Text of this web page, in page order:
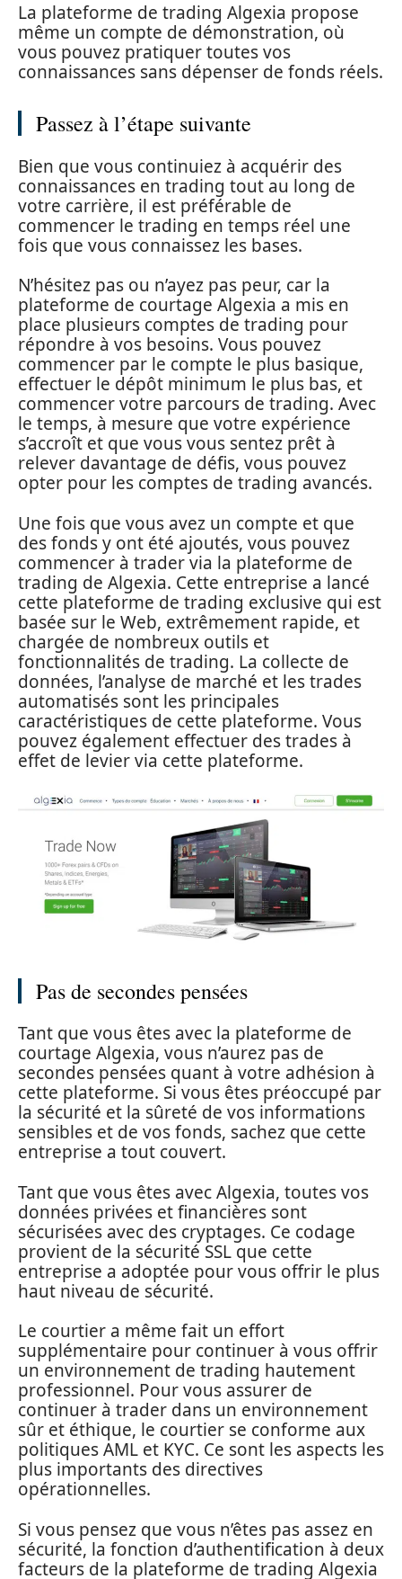
La plateforme de trading Algexia propose
même un compte de démonstration, où
vous pouvez pratiquer toutes vos
connaissances sans dépenser de fonds réels.
Passez à l’étape suivante
Bien que vous continuiez à acquérir des
connaissances en trading tout au long de
votre carrière, il est préférable de
commencer le trading en temps réel une
fois que vous connaissez les bases.
N’hésitez pas ou n’ayez pas peur, car la
plateforme de courtage Algexia a mis en
place plusieurs comptes de trading pour
répondre à vos besoins. Vous pouvez
commencer par le compte le plus basique,
effectuer le dépôt minimum le plus bas, et
commencer votre parcours de trading. Avec
le temps, à mesure que votre expérience
s’accroît et que vous vous sentez prêt à
relever davantage de défis, vous pouvez
opter pour les comptes de trading avancés.
Une fois que vous avez un compte et que
des fonds y ont été ajoutés, vous pouvez
commencer à trader via la plateforme de
trading de Algexia. Cette entreprise a lancé
cette plateforme de trading exclusive qui est
basée sur le Web, extrêmement rapide, et
chargée de nombreux outils et
fonctionnalités de trading. La collecte de
données, l’analyse de marché et les trades
automatisés sont les principales
caractéristiques de cette plateforme. Vous
pouvez également effectuer des trades à
effet de levier via cette plateforme.
Pas de secondes pensées
Tant que vous êtes avec la plateforme de
courtage Algexia, vous n’aurez pas de
secondes pensées quant à votre adhésion à
cette plateforme. Si vous êtes préoccupé par
la sécurité et la sûreté de vos informations
sensibles et de vos fonds, sachez que cette
entreprise a tout couvert.
Tant que vous êtes avec Algexia, toutes vos
données privées et financières sont
sécurisées avec des cryptages. Ce codage
provient de la sécurité SSL que cette
entreprise a adoptée pour vous offrir le plus
haut niveau de sécurité.
Le courtier a même fait un effort
supplémentaire pour continuer à vous offrir
un environnement de trading hautement
professionnel. Pour vous assurer de
continuer à trader dans un environnement
sûr et éthique, le courtier se conforme aux
politiques AML et KYC. Ce sont les aspects les
plus importants des directives
opérationnelles.
Si vous pensez que vous n’êtes pas assez en
sécurité, la fonction d’authentification à deux
facteurs de la plateforme de trading Algexia